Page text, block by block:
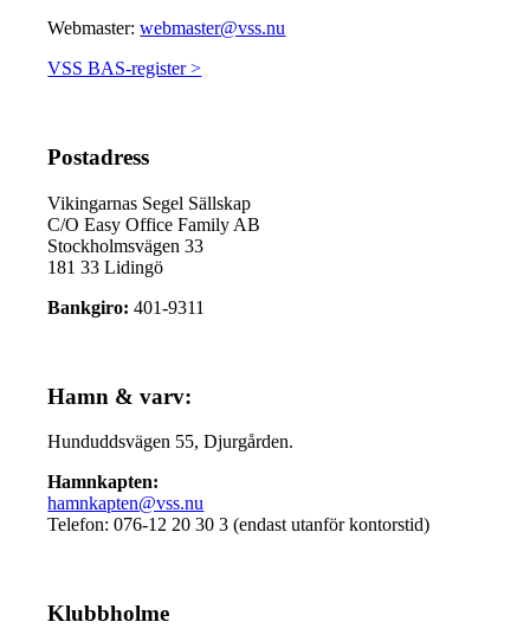
Webmaster:webmaster@vss.nu
VSS BAS-register >
Postadress
Vikingarnas Segel Sällskap
C/O Easy Office Family AB
Stockholmsvägen 33
181 33 Lidingö
Bankgiro:401-9311
Hamn & varv:
Hunduddsvägen 55, Djurgården.
Hamnkapten:
hamnkapten@vss.nu
Telefon: 076-12 20 30 3 (endast utanför kontorstid)
Klubbholme